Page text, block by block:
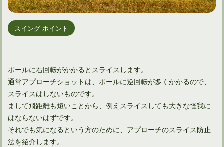
スイング ポイント
ボールに右回転がかかるとスライスします。
通常アプローチショットは、ボールに逆回転が多くかかるので、
スライスはしないものです。
まして飛距離も短いことから、例えスライスしても大きな怪我に
はならないはずです。
それでも気になるという方のために、アプローチのスライス防止
法を紹介します。